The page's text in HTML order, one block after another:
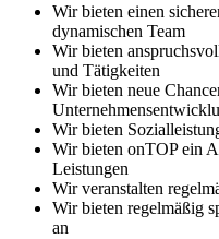
Wir bieten einen
dynamischen Team
Wir bieten
und Tätigkeiten
Wir bieten neue
Wir bieten
Wir bieten onTOP ein
Leistungen
Wir veranstalten
Wir bieten regelmäßig
an